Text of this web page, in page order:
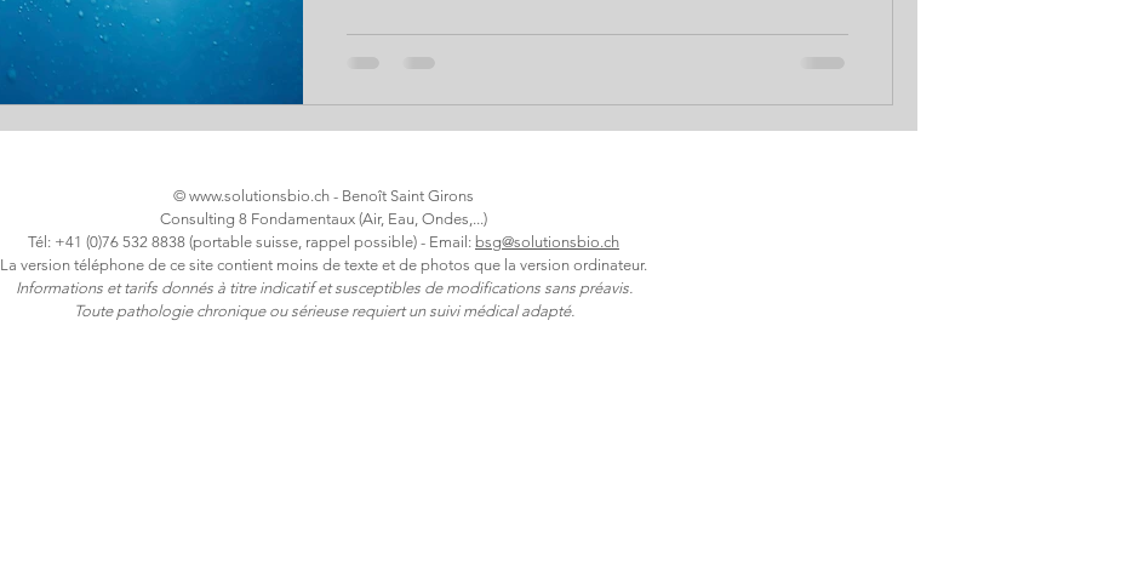
son eau et retrouver ainsi le plaisir de boire, sans
plastique et sans risques? Réflexions et solutions avec
© www.solutionsbio.ch - Benoît Saint Girons
Consulting 8 Fondamentaux (Air, Eau, Ondes,...)
Tél: +41 (0)76 532 8838 (portable suisse, rappel possible) - Email: bsg@solutionsbio.ch
La version téléphone de ce site contient moins de texte et de photos que la version ordinateur.
​Informations et tarifs donnés à titre indicatif et susceptibles de modifications sans préavis.
Toute pathologie chronique ou sérieuse requiert un suivi médical adapté.